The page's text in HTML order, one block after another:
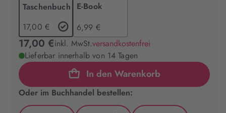
Taschenbuch
17,00 €
E-Book
6,99 €
17,00 €inkl. MwSt.versandkostenfrei
Lieferbar innerhalb von 14 Tagen
In den Warenkorb
Oder im Buchhandel bestellen: